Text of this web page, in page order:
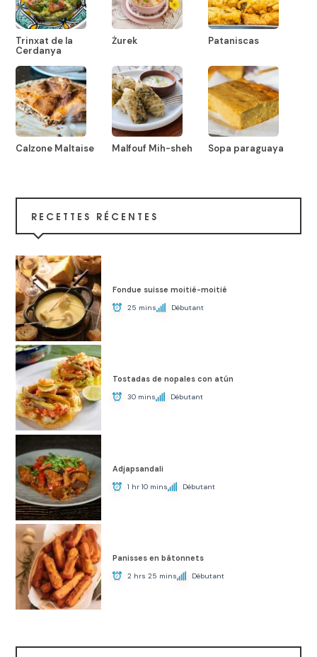
Trinxat de la
Cerdanya
Żurek Pataniscas
Calzone Maltaise Malfouf Mih-sheh Sopa paraguaya
RECETTES RÉCENTES
Fondue suisse moitié-moitié
25 mins Débutant
Tostadas de nopales con atún
30 mins Débutant
Adjapsandali
1 hr 10 mins Débutant
Panisses en bâtonnets
2 hrs 25 mins Débutant